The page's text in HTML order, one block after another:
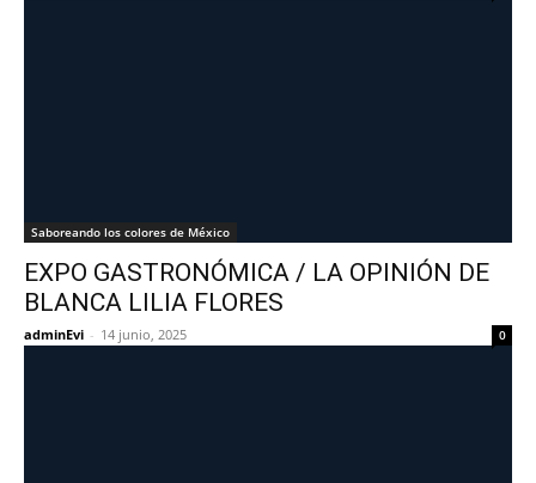
Saboreando los colores de México
EXPO GASTRONÓMICA / LA OPINIÓN DE
BLANCA LILIA FLORES
adminEvi - 14 junio, 2025 0